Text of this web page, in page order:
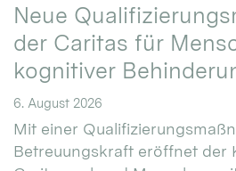
Neue
der Caritas für
kognitiver
6. August 2026
Mit einer
Betreuungskraft eröffnet der